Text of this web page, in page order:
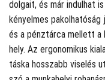
dolgait, és már indulhat
kényelmes
és a pénztárca mellett a
hely. Az ergonomikus
táska hosszabb viselés